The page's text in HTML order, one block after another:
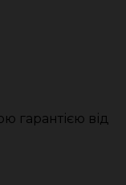
гарантією від